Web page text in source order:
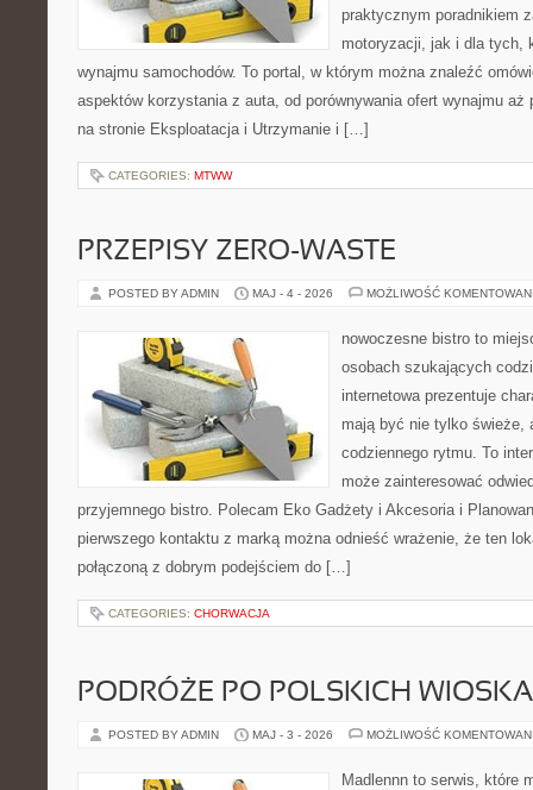
praktycznym poradnikiem
motoryzacji, jak i dla tych,
wynajmu samochodów. To portal, w którym można znaleźć
aspektów korzystania z auta, od porównywania ofert wynajmu aż
na stronie Eksploatacja i Utrzymanie i […]
CATEGORIES: MTWW
PRZEPISY ZERO-WASTE
POSTED BY ADMIN MAJ - 4 - 2026 MOŻLIWOŚĆ
nowoczesne bistro to
osobach szukających
internetowa prezentuje
mają być nie tylko świeże,
codziennego rytmu. To
może zainteresować
przyjemnego bistro. Polecam Eko Gadżety i Akcesoria i
pierwszego kontaktu z marką można odnieść wrażenie, że ten
połączoną z dobrym podejściem do […]
CATEGORIES: CHORWACJA
PODRÓŻE PO POLSKICH
POSTED BY ADMIN MAJ - 3 - 2026 MOŻLIWOŚĆ
Madlennn to serwis, które